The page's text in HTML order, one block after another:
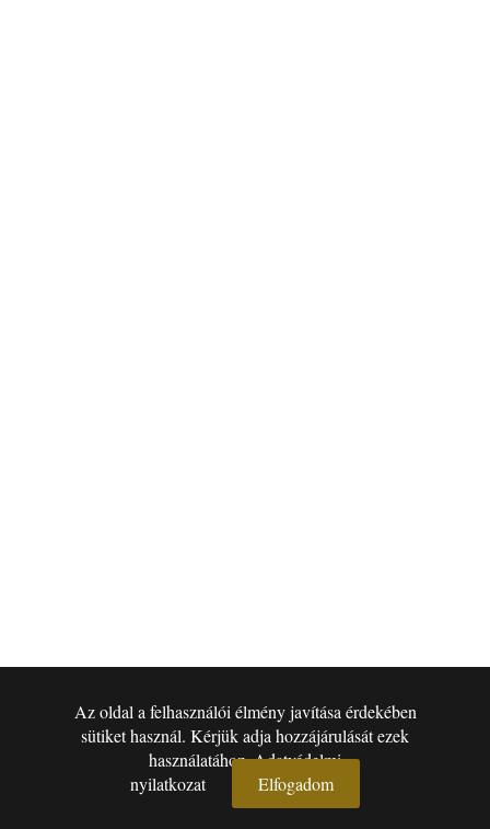
Az oldal a felhasználói élmény javítása érdekében
sütiket használ. Kérjük adja hozzájárulását ezek
használatához.Adatvédelmi
nyilatkozat
Elfogadom
▾